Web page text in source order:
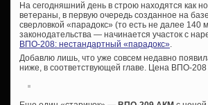
На сегодняшний день в строю находятся как
ветераны, в первую очередь созданное на
сверловкой «парадокс» (то есть не далее
законодательства — начинается участок с
ВПО-208: нестандартный «парадокс».
Добавлю лишь, что уже совсем недавно
ниже, в соответствующей главе. Цена ВПО-